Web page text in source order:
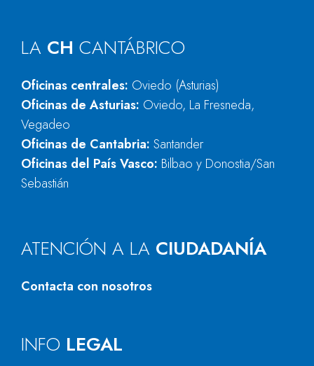
LA CH CANTÁBRICO
Oficinas centrales: Oviedo (Asturias)
Oficinas de Asturias: Oviedo, La Fresneda,
Vegadeo
Oficinas de Cantabria: Santander
Oficinas del País Vasco: Bilbao y Donostia/San
Sebastián
ATENCIÓN A LA CIUDADANÍA
Contacta con nosotros
INFO LEGAL